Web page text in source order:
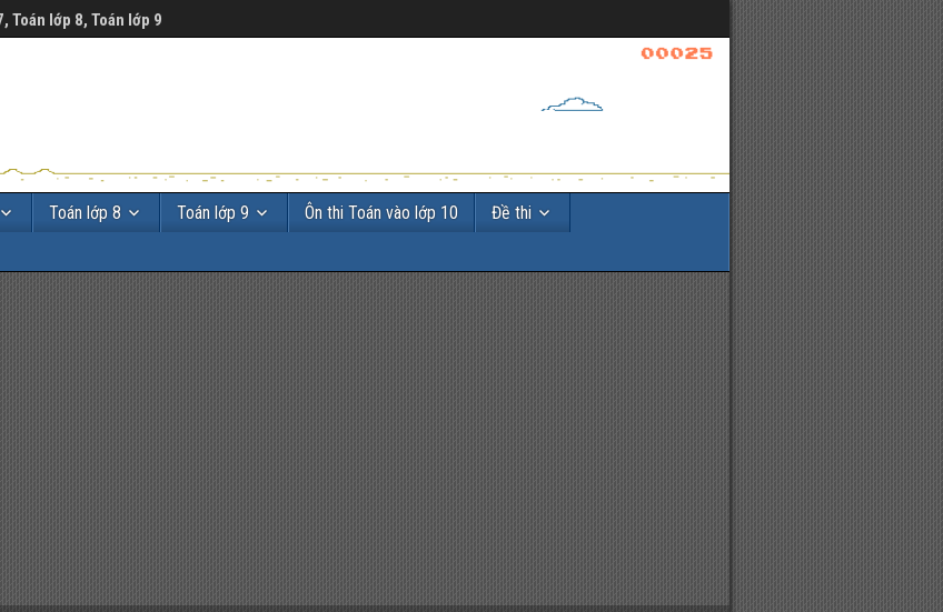
Toán lớp 8, Toán lớp 9
Toán lớp 8 Toán lớp 9 Ôn thi Toán vào lớp 10
Đề thi